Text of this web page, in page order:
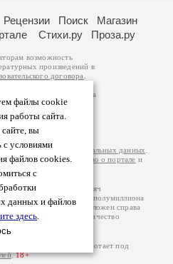
файлы cookie
работы сайта.
сайте, вы
с условиями
файлов cookies.
с
данных и файлов
здесь.
Рецензии Поиск
Магазин
Стихи.ру Проза.ру
возможность
произведений в
договора
принадлежат авторам
произведений возможна
вы можете
Ответственность за
самостоятельно на
обработки персональных данных
подробнуюинформацию о портале и
– порядка 100 тысяч
просматривают более полумиллиона
который расположен справа
по две цифры: количество
2000-2026. Портал работает под
.18+